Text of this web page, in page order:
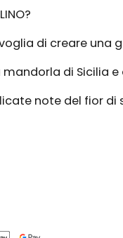
voglia di creare
di Sicilia
note del fior di